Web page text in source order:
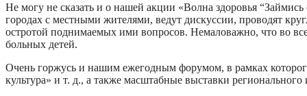
Не могу не сказать и о нашей акции «Волна здоровья
городах с местными жителями, ведут дискуссии, проводят
остротой поднимаемых ими вопросов. Немаловажно, что во
больных детей.
Очень горжусь и нашим ежегодным форумом, в рамках
культура» и т. д., а также масштабные выставки